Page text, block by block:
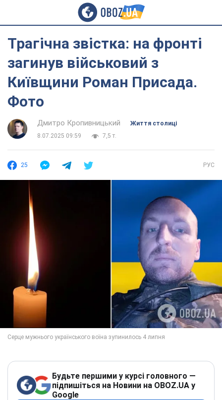
Трагічна звістка: на фронті
загинув військовий з
Київщини Роман Присада.
Фото
Дмитро Кропивницький
Життя столиці
8.07.2025 09:59
7,5 т.
25 РУС
Будьте першими у курсі головного —
підпишіться на Новини на OBOZ.UA у
Google